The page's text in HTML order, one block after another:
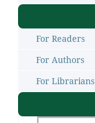
For Readers
For Authors
For Librarians